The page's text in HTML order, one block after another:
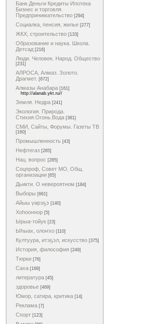
Банк Деньги Кредиты Ипотека
Бизнес и торговля.
Предпринимательство [294]
Социалка, пенсия, жилье [277]
ЖКХ, строительство [133]
Образование и наука. Школа.
Детсад [216]
Люди. Человек. Народ. Общество
[231]
АЛРОСА, Алмаз. Золото.
Драгмет. [672]
Алмазы Анабара [161]
http://alanab.ykt.ru//
Земля. Недра [241]
Экология. Природа.
Стихия.Огонь.Вода [381]
СМИ, Сайты, Форумы. Газеты ТВ
[160]
Промышленность [43]
Нефтегаз [285]
Нац. вопрос [285]
Соцпроф, Совет МО, Общ.
организации [65]
Дьикти. О невероятном [184]
Выборы [661]
Айыы үөрэҕэ [140]
Хоһооннор [5]
Ырыа-тойук [23]
Ыһыах, олоҥхо [110]
Култуура, итэҕэл, искусство [375]
История, философия [249]
Тюрки [76]
Саха [168]
литература [45]
здоровье [469]
Юмор, сатира, критика [14]
Реклама [7]
Спорт [123]